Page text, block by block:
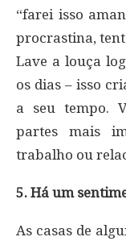
“farei isso
procrastina,
Lave a louça
os dias – isso
a seu tempo.
partes mais
trabalho ou
5. Há um
As casas de